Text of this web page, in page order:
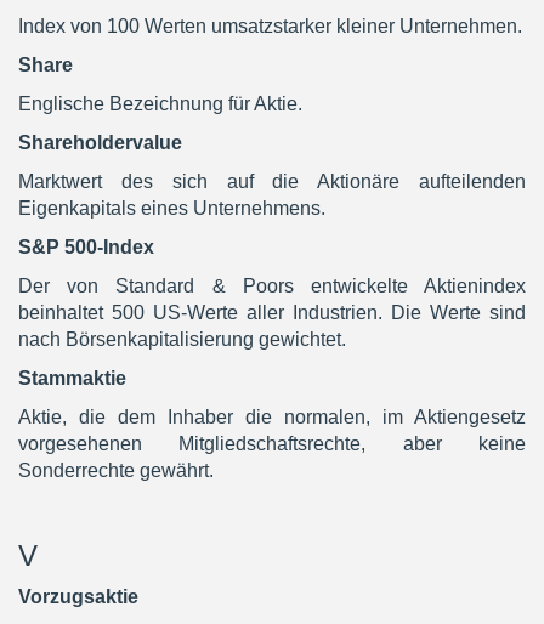
Index von 100 Werten umsatzstarker kleiner Unternehmen.
Share
Englische Bezeichnung für Aktie.
Shareholdervalue
Marktwert des sich auf die Aktionäre aufteilenden
Eigenkapitals eines Unternehmens.
S&P 500-Index
Der von Standard & Poors entwickelte Aktienindex
beinhaltet 500 US-Werte aller Industrien. Die Werte sind
nach Börsenkapitalisierung gewichtet.
Stammaktie
Aktie, die dem Inhaber die normalen, im Aktiengesetz
vorgesehenen Mitgliedschaftsrechte, aber keine
Sonderrechte gewährt.
V
Vorzugsaktie